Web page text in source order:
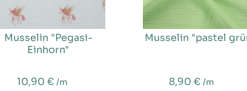
Musselin "Pegasi-
Einhorn"
10,90 € /m
Musselin "pastel
8,90 € /m